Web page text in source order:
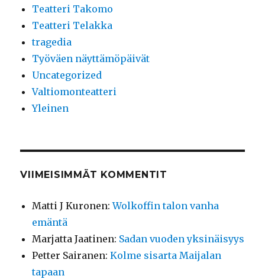
Teatteri Takomo
Teatteri Telakka
tragedia
Työväen näyttämöpäivät
Uncategorized
Valtiomonteatteri
Yleinen
VIIMEISIMMÄT KOMMENTIT
Matti J Kuronen:Wolkoffin talon vanha
emäntä
Marjatta Jaatinen: Sadan vuoden yksinäisyys
Petter Sairanen:Kolme sisarta Maijalan
tapaan